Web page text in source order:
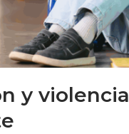
y violencia